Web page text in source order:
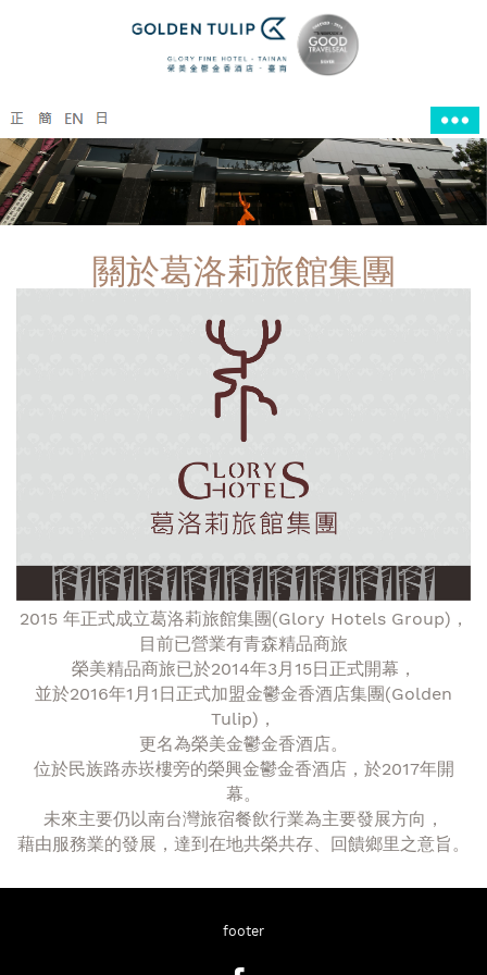
關於葛洛莉旅館集團
2015 年正式成立葛洛莉旅館集團(Glory Hotels Group)，
目前已營業有青森精品商旅
榮美精品商旅已於2014年3月15日正式開幕，
並於2016年1月1日正式加盟金鬱金香酒店集團(Golden
Tulip)，
更名為榮美金鬱金香酒店。
位於民族路赤崁樓旁的榮興金鬱金香酒店，於2017年開
幕。
未來主要仍以南台灣旅宿餐飲行業為主要發展方向，
藉由服務業的發展，達到在地共榮共存、回饋鄉里之意旨。
footer